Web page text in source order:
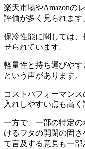
楽天市場やAmazonの
評価が多く見られます
保冷性能に関しては
せられています。
軽量性と持ち運びやす
という声があります。
コストパフォーマン
入れしやすい点も高く
一方で、一部の特定
けるフタの開閉の固
て言及する意見も一部